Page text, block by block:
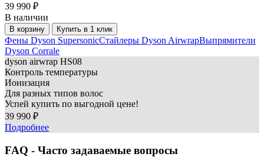
39 990 ₽
В наличии
В корзину Купить в 1 клик
Фены Dyson SupersonicСтайлеры Dyson AirwrapВыпрямители
Dyson Corrale
dyson airwrap HS08
Контроль температуры
Ионизация
Для разных типов волос
Успей купить по выгодной цене!
39 990 ₽
Подробнее
FAQ - Часто задаваемые вопросы